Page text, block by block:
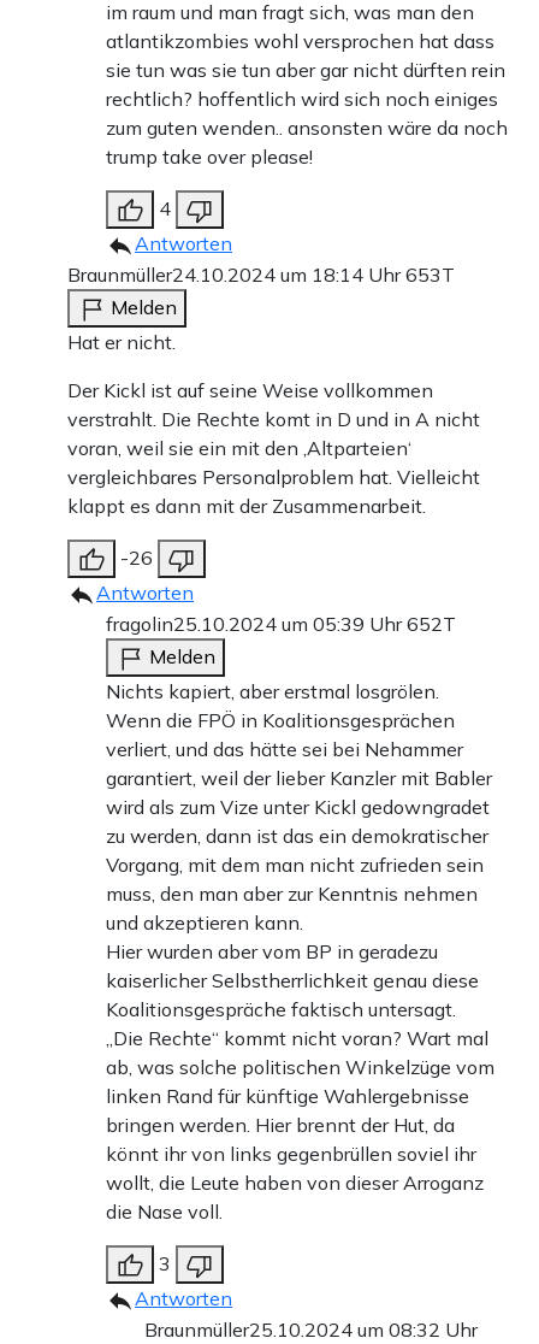
im raum und man fragt sich, was man den
atlantikzombies wohl versprochen hat dass
sie tun was sie tun aber gar nicht dürften rein
rechtlich? hoffentlich wird sich noch einiges
zum guten wenden.. ansonsten wäre da noch
trump take over please!
4
Antworten
Braunmüller24.10.2024 um 18:14 Uhr653T
Melden
Hat er nicht.
Der Kickl ist auf seine Weise vollkommen
verstrahlt. Die Rechte komt in D und in A nicht
voran, weil sie ein mit den ‚Altparteien‘
vergleichbares Personalproblem hat. Vielleicht
klappt es dann mit der Zusammenarbeit.
-26
Antworten
fragolin25.10.2024 um 05:39 Uhr652T
Melden
Nichts kapiert, aber erstmal losgrölen.
Wenn die FPÖ in Koalitionsgesprächen
verliert, und das hätte sei bei Nehammer
garantiert, weil der lieber Kanzler mit Babler
wird als zum Vize unter Kickl gedowngradet
zu werden, dann ist das ein demokratischer
Vorgang, mit dem man nicht zufrieden sein
muss, den man aber zur Kenntnis nehmen
und akzeptieren kann.
Hier wurden aber vom BP in geradezu
kaiserlicher Selbstherrlichkeit genau diese
Koalitionsgespräche faktisch untersagt.
„Die Rechte“ kommt nicht voran? Wart mal
ab, was solche politischen Winkelzüge vom
linken Rand für künftige Wahlergebnisse
bringen werden. Hier brennt der Hut, da
könnt ihr von links gegenbrüllen soviel ihr
wollt, die Leute haben von dieser Arroganz
die Nase voll.
3
Antworten
Braunmüller25.10.2024 um 08:32 Uhr